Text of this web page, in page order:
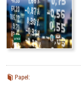
Papel: